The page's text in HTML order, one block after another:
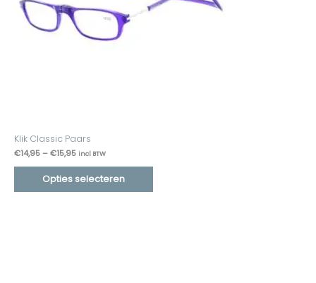
Klik Classic Paars
€14,95 –€15,95 incl BTW
Opties selecteren